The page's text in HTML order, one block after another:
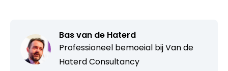
Bas van de Haterd
Professioneel bemoeial bijVan de
Haterd Consultancy